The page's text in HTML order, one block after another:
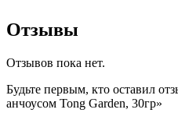
Отзывы
Отзывов пока нет.
Будьте первым, кто оставил
анчоусом Tong Garden, 30гр»